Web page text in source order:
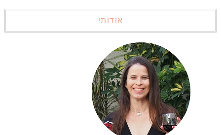
אודותי